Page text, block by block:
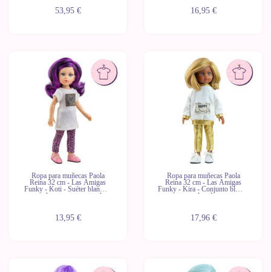
53,95 € 16,95 €
Ropa para muñecas Paola
Reina 32 cm - Las Amigas
Funky - Koti - Suéter blanco y
pantalones con estampado
13,95 €
Ropa para muñecas Paola
Reina 32 cm - Las Amigas
Funky - Kira - Conjunto blanco
y dorado
17,96 €